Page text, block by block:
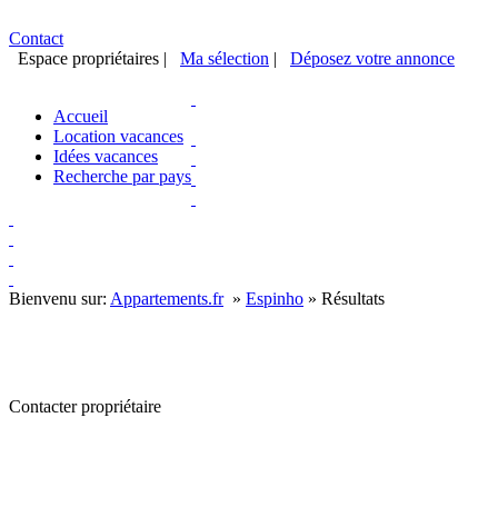
Contact
Espace propriétaires | Ma sélection | Déposez votre annonce
Accueil
Location vacances
Idées vacances
Recherche par pays
Bienvenu sur: Appartements.fr » Espinho » Résultats
Contacter propriétaire